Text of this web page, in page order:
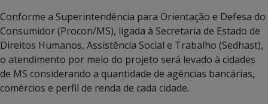
Conforme a Superintendência para Orientação e Defesa do
Consumidor (Procon/MS), ligada à Secretaria de Estado de
Direitos Humanos, Assistência Social e Trabalho (Sedhast),
o atendimento por meio do projeto será levado à cidades
de MS considerando a quantidade de agências bancárias,
comércios e perfil de renda de cada cidade.